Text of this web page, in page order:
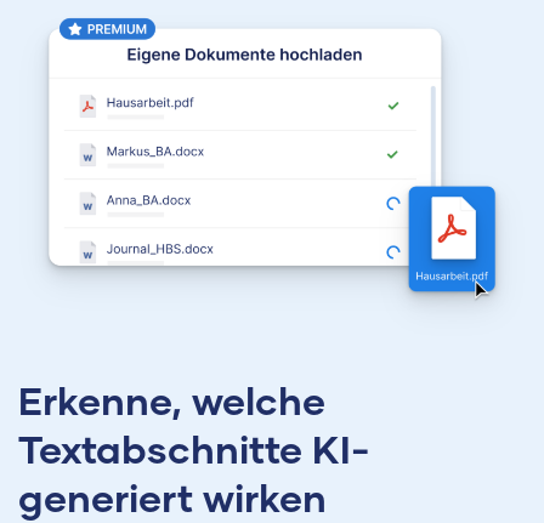
Erkenne, welche
Textabschnitte KI-
generiert wirken